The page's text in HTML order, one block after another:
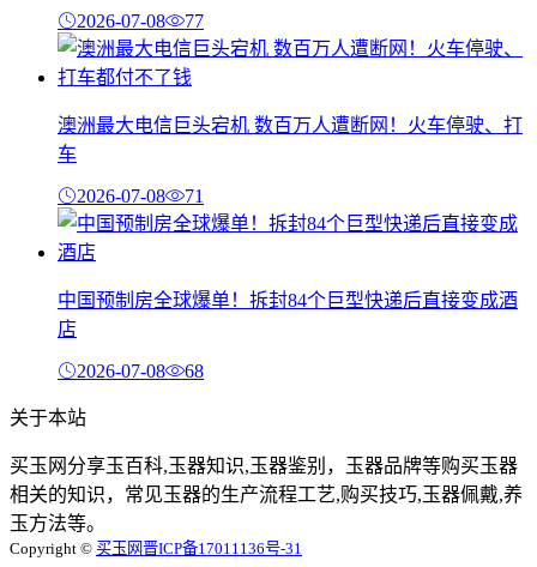
2026-07-08 77
澳洲最大电信巨头宕机 数百万人遭断网！火车停驶、打
车
2026-07-08 71
中国预制房全球爆单！拆封84个巨型快递后直接变成酒
店
2026-07-08 68
关于本站
买玉网分享玉百科,玉器知识,玉器鉴别，玉器品牌等购买玉器
相关的知识，常见玉器的生产流程工艺,购买技巧,玉器佩戴,养
玉方法等。
Copyright © 买玉网晋ICP备17011136号-31